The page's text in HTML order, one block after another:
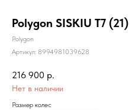
Polygon SISKIU T7 (21)
Polygon
Артикул: 8994981039628
216 900 р.
Нет в наличии
Размер колес